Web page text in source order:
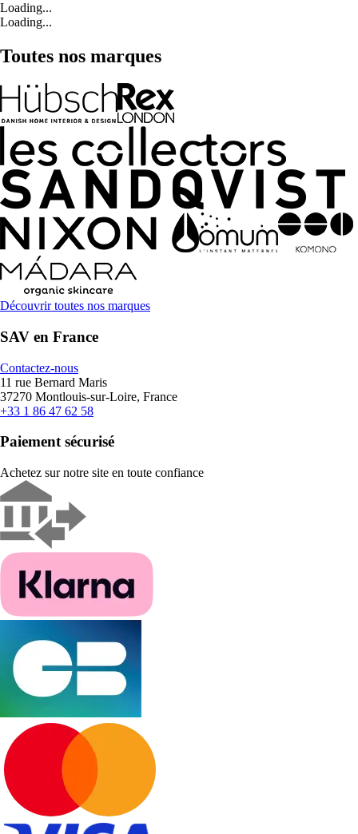
Loading...
Loading...
Toutes nos marques
Découvrir toutes nos marques
SAV en France
Contactez-nous
11 rue Bernard Maris
37270 Montlouis-sur-Loire, France
+33 1 86 47 62 58
Paiement sécurisé
Achetez sur notre site en toute confiance